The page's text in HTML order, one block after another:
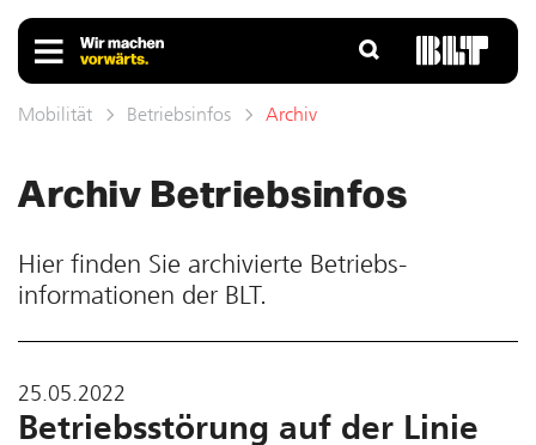
Mobilität Betriebsinfos Archiv
Archiv Betriebs­infos
Hier finden Sie ar­chivierte Betriebs­
informationen der BLT.
25.05.2022
Betriebsstörung auf der Linie